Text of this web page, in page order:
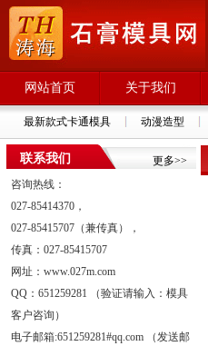
网站首页 关于我们
最新款式卡通模具 动漫造型
更多>>
联系我们
咨询热线：
027-85414370，
027-85415707（兼传真），
传真：027-85415707
网址：www.027m.com
QQ：651259281 （验证请输入：模具
客户咨询）
电子邮箱:651259281#qq.com （发送邮